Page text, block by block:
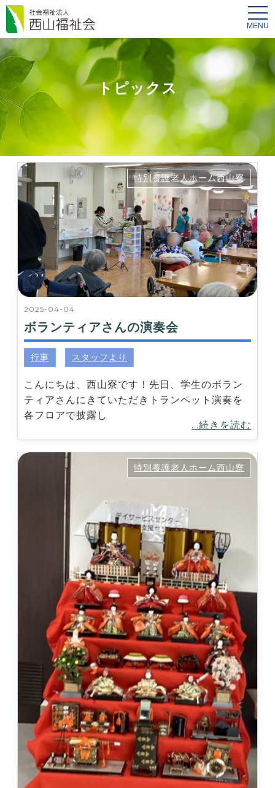
トピックス
2025-04-04
ボランティアさんの演奏会
特別養護老人ホーム西山寮
行事 スタッフより
こんにちは、西山寮です！先日、学生のボラン
ティアさんにきていただきトランペット演奏を
各フロアで披露し
...続きを読む
特別養護老人ホーム西山寮